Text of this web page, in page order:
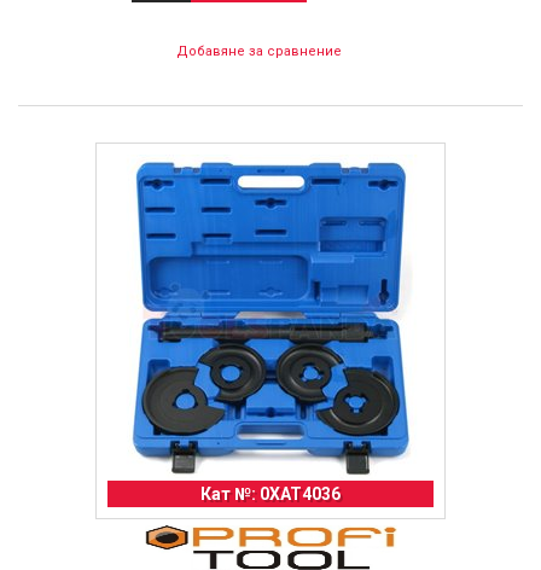
Добавяне за сравнение
Кат №: 0XAT4036